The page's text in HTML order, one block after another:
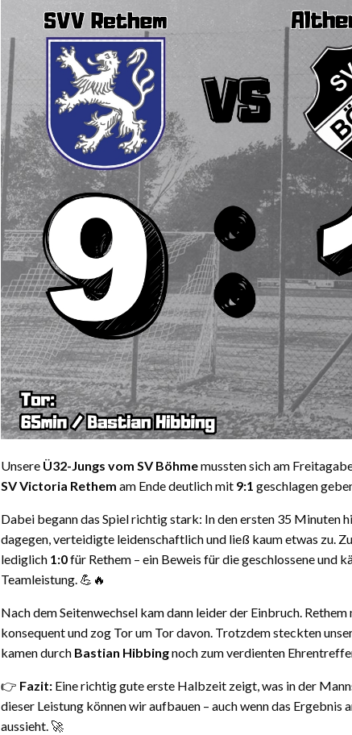
Unsere Ü32-Jungs vom SV Böhmemussten sich am
SV Victoria Rethem am Ende deutlich mit 9:1 geschlagen
Dabei begann das Spiel richtig stark: In den ersten 35 Minuten
dagegen, verteidigte leidenschaftlich und ließ kaum etwas zu.
lediglich 1:0für Rethem – ein Beweis für die geschlossene und
Teamleistung. 💪🔥
Nach dem Seitenwechsel kam dann leider der Einbruch. Rethem
konsequent und zog Tor um Tor davon. Trotzdem steckten
kamen durch Bastian Hibbingnoch zum verdienten
👉 Fazit: Eine richtig gute erste Halbzeit zeigt, was in der
dieser Leistung können wir aufbauen – auch wenn das Ergebnis
aussieht. 🚀